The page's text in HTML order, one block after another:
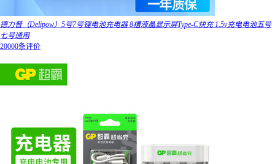
德力普（Delipow）5号7号锂电池充电器 8槽液晶显示屏Type-C快充 1.5v充电电池五号
七号通用
20000条评价